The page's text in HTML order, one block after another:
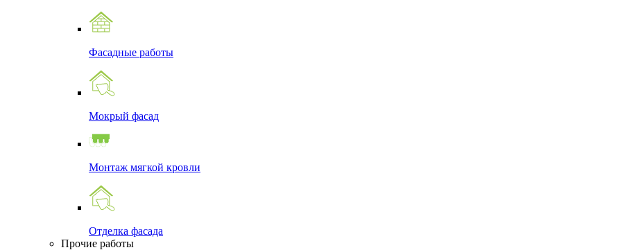
Фасадные работы
Мокрый фасад
Монтаж мягкой кровли
Отделка фасада
Прочие работы